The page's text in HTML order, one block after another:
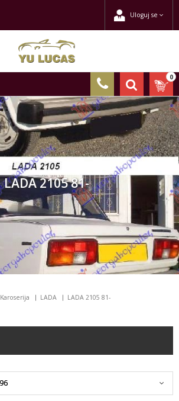
Uloguj se
0
LADA 2105 81-
Karoserija LADA LADA 2105 81-